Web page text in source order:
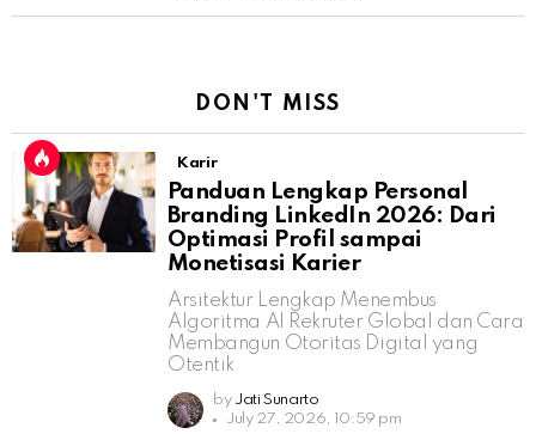
DON'T MISS
Karir
Panduan Lengkap Personal
Branding LinkedIn 2026: Dari
Optimasi Profil sampai
Monetisasi Karier
Arsitektur Lengkap Menembus
Algoritma AI Rekruter Global dan Cara
Membangun Otoritas Digital yang
Otentik
by Jati Sunarto
July 27, 2026, 10:59 pm